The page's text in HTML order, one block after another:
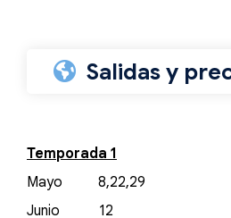
Salidas y
Temporada 1
Mayo 8,22,29
Junio 12